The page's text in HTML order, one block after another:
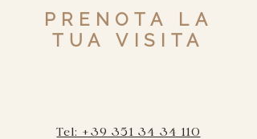
PRENOTA LA
TUA VISITA
Tel: +39 351 34 34 110